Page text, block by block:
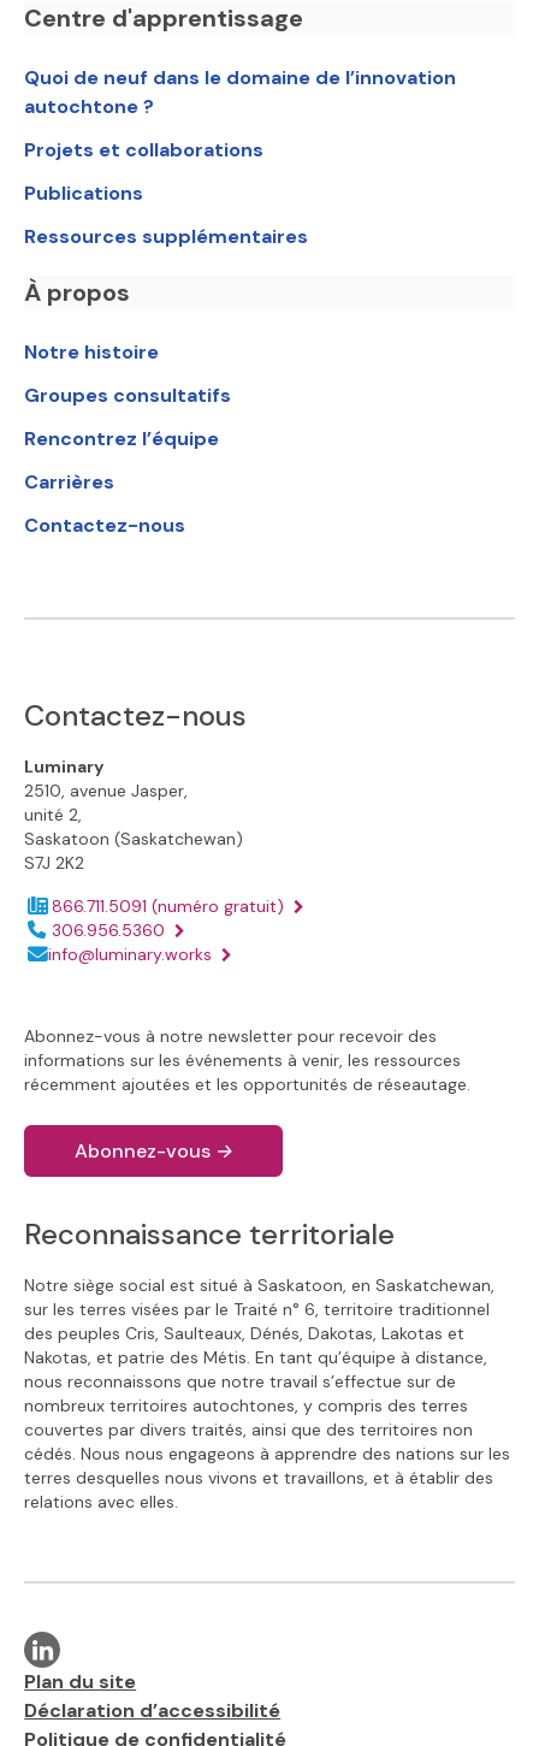
Centre d'apprentissage
Quoi de neuf dans le domaine de l’innovation
autochtone ?
Projets et collaborations
Publications
Ressources supplémentaires
À propos
Notre histoire
Groupes consultatifs
Rencontrez l’équipe
Carrières
Contactez-nous
Contactez-nous
Luminary
2510, avenue Jasper,
unité 2,
Saskatoon (Saskatchewan)
S7J 2K2
866.711.5091 (numéro gratuit)
Numéro de téléphone :
306.956.5360
Adresse électronique :
info@luminary.works
Abonnez-vous à notre newsletter pour recevoir des
informations sur les événements à venir, les ressources
récemment ajoutées et les opportunités de réseautage.
Abonnez-vous →
Reconnaissance territoriale
Notre siège social est situé à Saskatoon, en Saskatchewan,
sur les terres visées par le Traité n° 6, territoire traditionnel
des peuples Cris, Saulteaux, Dénés, Dakotas, Lakotas et
Nakotas, et patrie des Métis. En tant qu’équipe à distance,
nous reconnaissons que notre travail s’effectue sur de
nombreux territoires autochtones, y compris des terres
couvertes par divers traités, ainsi que des territoires non
cédés. Nous nous engageons à apprendre des nations sur les
terres desquelles nous vivons et travaillons, et à établir des
relations avec elles.
Visit our linkedin page
Liens supplémentaires
Plan du site
Déclaration d’accessibilité
Politique de confidentialité